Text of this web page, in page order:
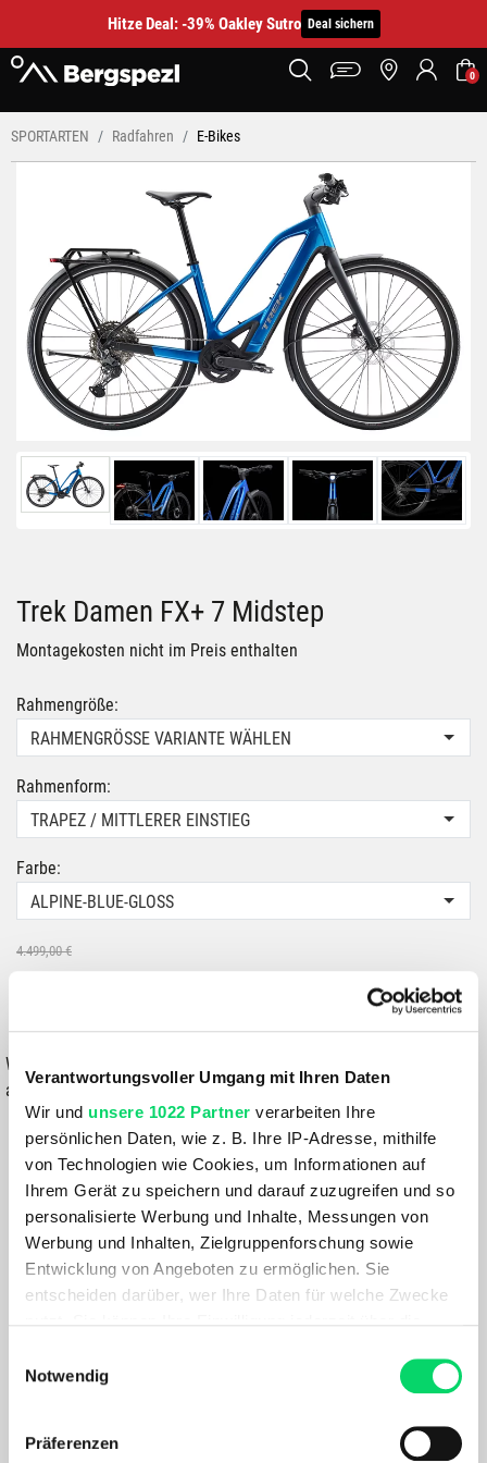
Verantwortungsvoller Umgang mit Ihren Daten
Wir und unsere 1022 Partner verarbeiten Ihre
persönlichen Daten, wie z. B. Ihre IP-Adresse, mithilfe
von Technologien wie Cookies, um Informationen auf
Ihrem Gerät zu speichern und darauf zuzugreifen und so
personalisierte Werbung und Inhalte, Messungen von
Werbung und Inhalten, Zielgruppenforschung sowie
Entwicklung von Angeboten zu ermöglichen. Sie
entscheiden darüber, wer Ihre Daten für welche Zwecke
Trigger Symbol ändern oder widerrufen
Informationen über Ihre geografische Lage
Notwendig
Präferenzen
Hitze Deal: -39% Oakley Sutro Deal sichern
0
SPORTARTEN Radfahren E-Bikes
Trek Damen FX+ 7 Midstep
Montagekosten nicht im Preis enthalten
Rahmengröße:
RAHMENGRÖSSE VARIANTE WÄHLEN
Rahmenform:
TRAPEZ / MITTLERER EINSTIEG
Farbe:
ALPINE-BLUE-GLOSS
4.499,00 €
2.999,00 €
Wähle eine Variante aus, um die Verfügbarkeit in unseren Filialen
anzuzeigen
Du hast eine Frage?
Wir rufen dich an und beraten dich gerne.
BESCHREIBUNG
Trek FX+ Midstep – leichtes City-E-Bike für Alltag und
Das Trek FX+ Midstep ist die ideale Wahl für alle, die ein
Rahmen sorgt für einfaches Auf- und Absteigen und macht
das Bike zu einem komfortablen Begleiter im urbanen